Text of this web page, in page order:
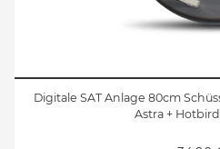
Digitale SAT Anlage 80cm
Astra +